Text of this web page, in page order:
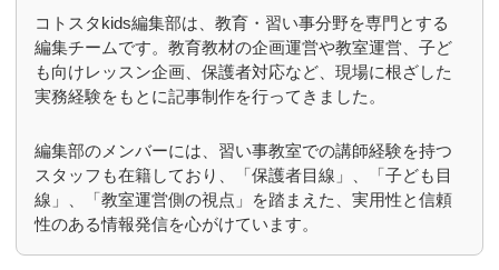
コトスタkids編集部は、教育・習い事分野を専門とする
編集チームです。教育教材の企画運営や教室運営、子ど
も向けレッスン企画、保護者対応など、現場に根ざした
実務経験をもとに記事制作を行ってきました。
編集部のメンバーには、習い事教室での講師経験を持つ
スタッフも在籍しており、「保護者目線」、「子ども目
線」、「教室運営側の視点」を踏まえた、実用性と信頼
性のある情報発信を心がけています。